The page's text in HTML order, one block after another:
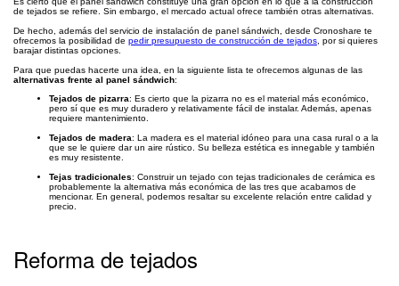
de tejados se refiere. Sin embargo, el mercado actual ofrece también otras alternativas.
De hecho, además del servicio de instalación de panel sándwich, desde Cronoshare te
ofrecemos la posibilidad de pedir presupuesto de construcción de tejados, por si quieres
barajar distintas opciones.
Para que puedas hacerte una idea, en la siguiente lista te ofrecemos algunas de las
alternativas frente al panel sándwich:
Tejados de pizarra: Es cierto que la pizarra no es el material más económico,
pero sí que es muy duradero y relativamente fácil de instalar. Además, apenas
requiere mantenimiento.
Tejados de madera: La madera es el material idóneo para una casa rural o a la
que se le quiere dar un aire rústico. Su belleza estética es innegable y también
es muy resistente.
Tejas tradicionales: Construir un tejado con tejas tradicionales de cerámica es
probablemente la alternativa más económica de las tres que acabamos de
mencionar. En general, podemos resaltar su excelente relación entre calidad y
precio.
Reforma de tejados